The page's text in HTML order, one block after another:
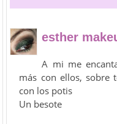
esther
A mi me
más con ellos, sobre
con los potis
Un besote